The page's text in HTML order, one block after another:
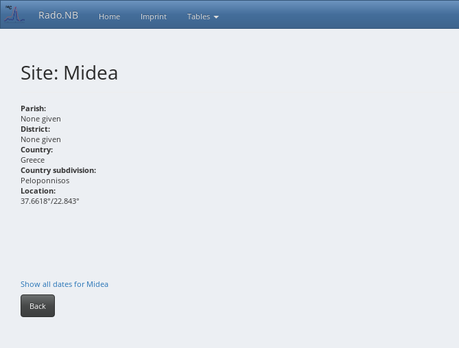
Rado.NB Home Imprint Tables
Site: Midea
Parish:
None given
District:
None given
Country:
Greece
Country subdivision:
Peloponnisos
Location:
37.6618°/22.843°
Show all dates for Midea
Back